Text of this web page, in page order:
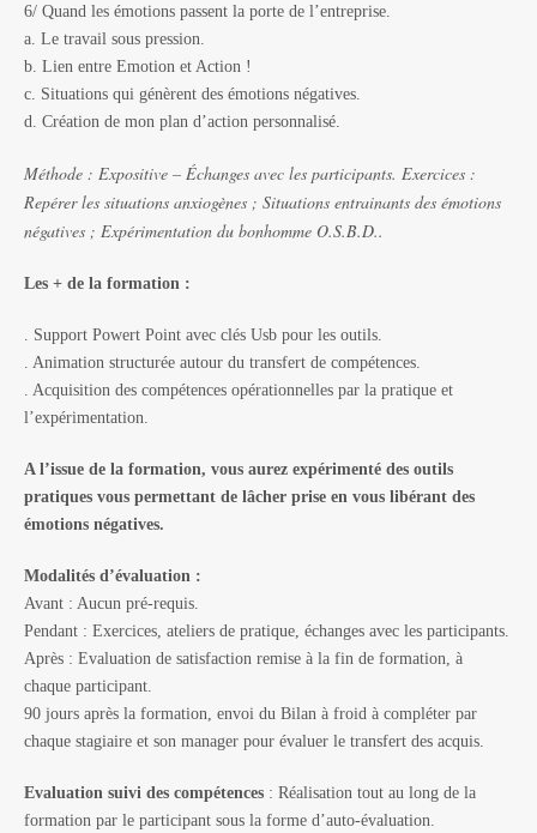
6/ Quand les émotions passent la porte de l’entreprise.
a. Le travail sous pression.
b. Lien entre Emotion et Action !
c. Situations qui génèrent des émotions négatives.
d. Création de mon plan d’action personnalisé.
Méthode : Expositive – Échanges avec les participants. Exercices :
Repérer les situations anxiogènes ; Situations entrainants des émotions
négatives ; Expérimentation du bonhomme O.S.B.D..
Les + de la formation :
. Support Powert Point avec clés Usb pour les outils.
. Animation structurée autour du transfert de compétences.
. Acquisition des compétences opérationnelles par la pratique et
l’expérimentation.
A l’issue de la formation, vous aurez expérimenté des outils
pratiques vous permettant de lâcher prise en vous libérant des
émotions négatives.
Modalités d’évaluation :
Avant : Aucun pré-requis.
Pendant : Exercices, ateliers de pratique, échanges avec les participants.
Après : Evaluation de satisfaction remise à la fin de formation, à
chaque participant.
90 jours après la formation, envoi du Bilan à froid à compléter par
chaque stagiaire et son manager pour évaluer le transfert des acquis.
Evaluation suivi des compétences : Réalisation tout au long de la
formation par le participant sous la forme d’auto-évaluation.